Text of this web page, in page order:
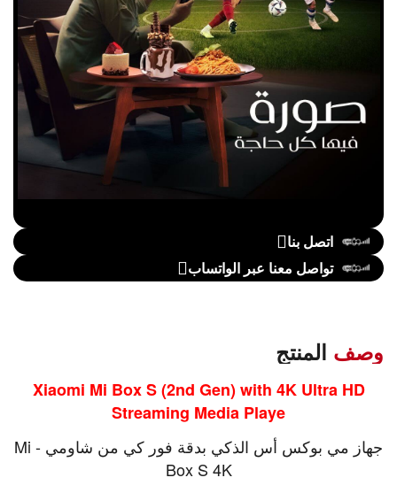
اتصل بنا
تواصل معنا عبر الواتساب
وصف المنتج
Xiaomi Mi Box S (2nd Gen) with 4K Ultra HD
Streaming Media Playe
جهاز مي بوكس أس الذكي بدقة فور كي من شاومي - Mi
Box S 4K